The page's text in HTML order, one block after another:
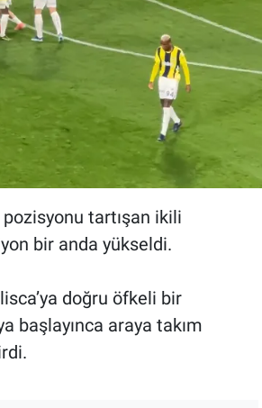
tartışan ikili
bir anda yükseldi.
doğru öfkeli bir
başlayınca araya takım